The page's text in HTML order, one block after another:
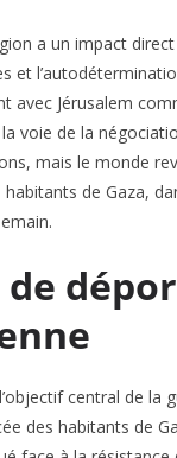
a un impact
et
avec Jérusalem
voie de la
mais le monde
de Gaza,
central de
des habitants de